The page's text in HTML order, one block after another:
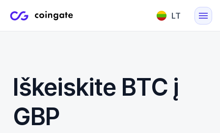
LT
Iškeiskite BTC į
GBP